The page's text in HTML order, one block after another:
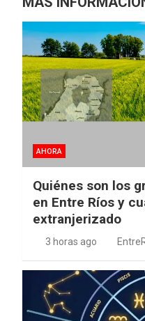
AHORA
Quiénes son los
en Entre Ríos y
extranjerizado
3 horas ago